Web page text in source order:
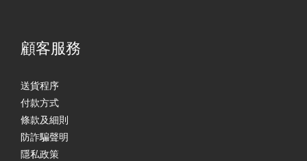
顧客服務
送貨程序
付款方式
條款及細則
防詐騙聲明
隱私政策